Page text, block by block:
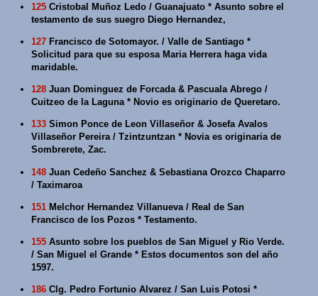
125 Cristobal Muñoz Ledo / Guanajuato * Asunto sobre el
testamento de sus suegro Diego Hernandez,
127 Francisco de Sotomayor. / Valle de Santiago *
Solicitud para que su esposa Maria Herrera haga vida
maridable.
128 Juan Dominguez de Forcada & Pascuala Abrego /
Cuitzeo de la Laguna * Novio es originario de Queretaro.
133 Simon Ponce de Leon Villaseñor & Josefa Avalos
Villaseñor Pereira / Tzintzuntzan * Novia es originaria de
Sombrerete, Zac.
148 Juan Cedeño Sanchez & Sebastiana Orozco Chaparro
/ Taximaroa
151 Melchor Hernandez Villanueva / Real de San
Francisco de los Pozos * Testamento.
155 Asunto sobre los pueblos de San Miguel y Rio Verde.
/ San Miguel el Grande * Estos documentos son del año
1597.
186 Clg. Pedro Fortunio Alvarez / San Luis Potosi *